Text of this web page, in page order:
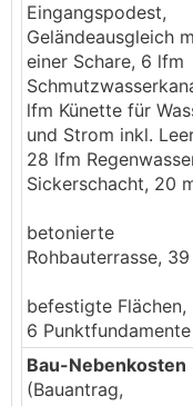
Wir waren mit der
zufrieden, paar
Müsste mal
das (ohne
Bauverfahren,
Gemeinde),
Eingangspodest,
Geländeausgleich
einer Schare, 6 lfm
lfm Künette für
und Strom inkl.
28 lfm
Sickerschacht, 20
betonierte
Rohbauterrasse, 39
befestigte Flächen,
6 Punktfundamente
Bau-Nebenkosten
(Bauantrag,